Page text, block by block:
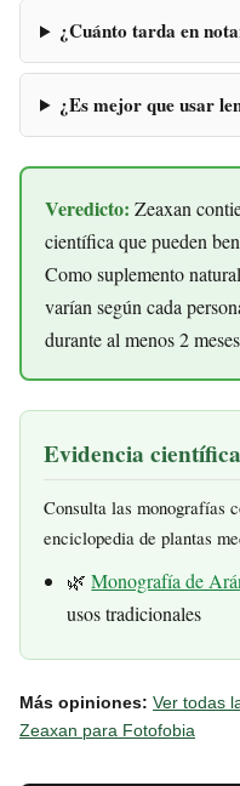
¿Cuánto tarda en
¿Es mejor que usar
Veredicto: Zeaxan
científica que pueden
Como suplemento
varían según cada
durante al menos 2
Evidencia
Consulta las monografías
enciclopedia de plantas
🌿Monografía de
usos tradicionales
Más opiniones: Ver todas
Zeaxan para Fotofobia